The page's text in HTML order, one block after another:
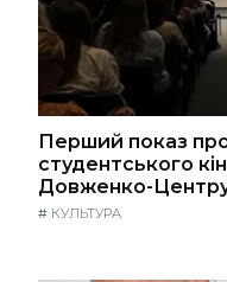
Перший показ
студентського
Довженко-
# КУЛЬТУРА